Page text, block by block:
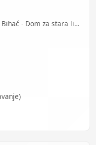
Starački dom Bihać - Dom za stare Bihać - Dom za stara lica Bihać